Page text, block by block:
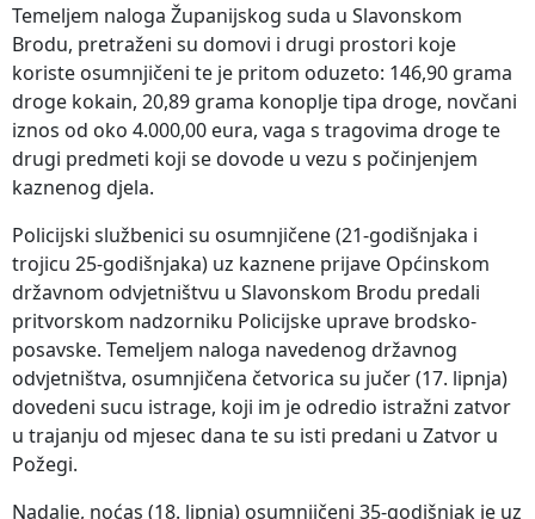
Temeljem naloga Županijskog suda u Slavonskom
Brodu, pretraženi su domovi i drugi prostori koje
koriste osumnjičeni te je pritom oduzeto: 146,90 grama
droge kokain, 20,89 grama konoplje tipa droge, novčani
iznos od oko 4.000,00 eura, vaga s tragovima droge te
drugi predmeti koji se dovode u vezu s počinjenjem
kaznenog djela.
Policijski službenici su osumnjičene (21-godišnjaka i
trojicu 25-godišnjaka) uz kaznene prijave Općinskom
državnom odvjetništvu u Slavonskom Brodu predali
pritvorskom nadzorniku Policijske uprave brodsko-
posavske. Temeljem naloga navedenog državnog
odvjetništva, osumnjičena četvorica su jučer (17. lipnja)
dovedeni sucu istrage, koji im je odredio istražni zatvor
u trajanju od mjesec dana te su isti predani u Zatvor u
Požegi.
Nadalje, noćas (18. lipnja) osumnjičeni 35-godišnjak je uz